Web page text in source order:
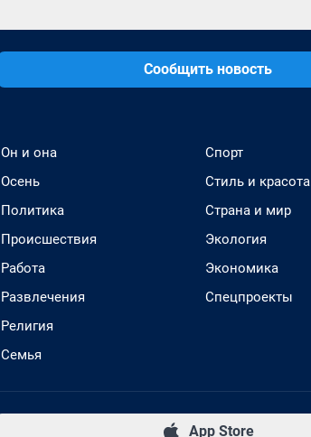
Сообщить новость
Он и она
Осень
Политика
Происшествия
Работа
Развлечения
Религия
Семья
Спорт
Стиль и красота
Страна и мир
Экология
Экономика
Спецпроекты
App Store